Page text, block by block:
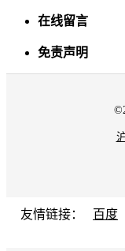
在线留言
免责声明
友情链接： 百度